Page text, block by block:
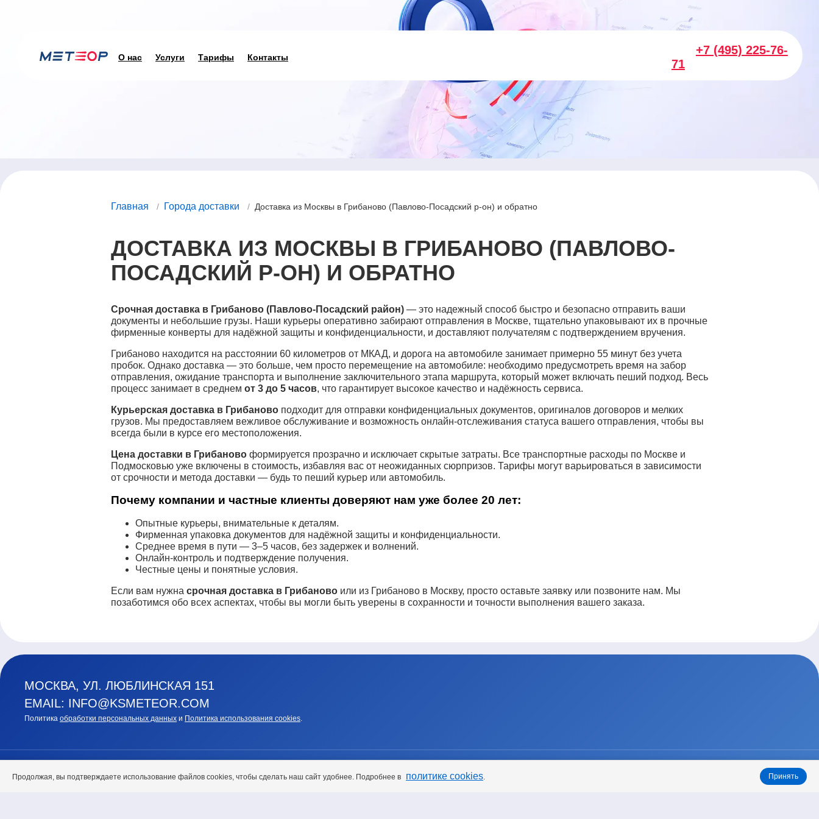
О нас Услуги Тарифы Контакты
+7 (495) 225-76-
71
Главная / Города доставки / Доставка из Москвы в Грибаново (Павлово-Посадский р-он) и обратно
ДОСТАВКА ИЗ МОСКВЫ В ГРИБАНОВО (ПАВЛОВО-
ПОСАДСКИЙ Р-ОН) И ОБРАТНО
Срочная доставка в Грибаново (Павлово-Посадский район) — это надежный способ быстро и безопасно отправить ваши
документы и небольшие грузы. Наши курьеры оперативно забирают отправления в Москве, тщательно упаковывают их в прочные
фирменные конверты для надёжной защиты и конфиденциальности, и доставляют получателям с подтверждением вручения.
Грибаново находится на расстоянии 60 километров от МКАД, и дорога на автомобиле занимает примерно 55 минут без учета
пробок. Однако доставка — это больше, чем просто перемещение на автомобиле: необходимо предусмотреть время на забор
отправления, ожидание транспорта и выполнение заключительного этапа маршрута, который может включать пеший подход. Весь
процесс занимает в среднем от 3 до 5 часов, что гарантирует высокое качество и надёжность сервиса.
Курьерская доставка в Грибаново подходит для отправки конфиденциальных документов, оригиналов договоров и мелких
грузов. Мы предоставляем вежливое обслуживание и возможность онлайн-отслеживания статуса вашего отправления, чтобы вы
всегда были в курсе его местоположения.
Цена доставки в Грибаново формируется прозрачно и исключает скрытые затраты. Все транспортные расходы по Москве и
Подмосковью уже включены в стоимость, избавляя вас от неожиданных сюрпризов. Тарифы могут варьироваться в зависимости
от срочности и метода доставки — будь то пеший курьер или автомобиль.
Почему компании и частные клиенты доверяют нам уже более 20 лет:
Опытные курьеры, внимательные к деталям.
Фирменная упаковка документов для надёжной защиты и конфиденциальности.
Среднее время в пути — 3–5 часов, без задержек и волнений.
Онлайн-контроль и подтверждение получения.
Честные цены и понятные условия.
Если вам нужна срочная доставка в Грибаново или из Грибаново в Москву, просто оставьте заявку или позвоните нам. Мы
позаботимся обо всех аспектах, чтобы вы могли быть уверены в сохранности и точности выполнения вашего заказа.
МОСКВА, УЛ. ЛЮБЛИНСКАЯ 151
EMAIL: INFO@KSMETEOR.COM
Политика обработки персональных данных и Политика использования cookies.
ГЛАВНАЯ О НАС УСЛУГИ
Продолжая, вы подтверждаете использование файлов cookies, чтобы сделать наш сайт удобнее. Подробнее в политике cookies. Принять